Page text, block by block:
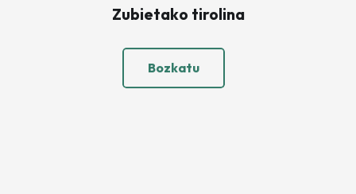
Zubietako tirolina
Bozkatu